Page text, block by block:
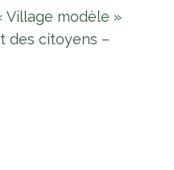
Village modèle »
des citoyens –